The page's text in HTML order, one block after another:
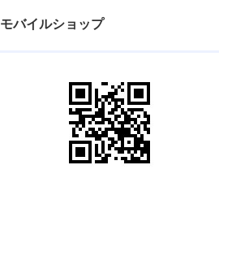
モバイルショップ